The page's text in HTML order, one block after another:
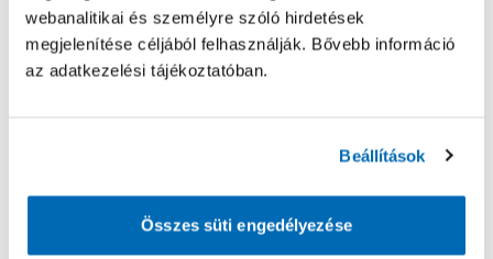
webanalitikai és személyre szóló hirdetések
megjelenítése céljából felhasználják. Bővebb információ
az adatkezelési tájékoztatóban.
Beállítások
Összes süti engedélyezése